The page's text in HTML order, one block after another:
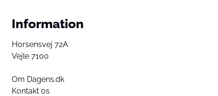
Information
Horsensvej 72A
Vejle 7100
Om Dagens.dk
Kontakt os